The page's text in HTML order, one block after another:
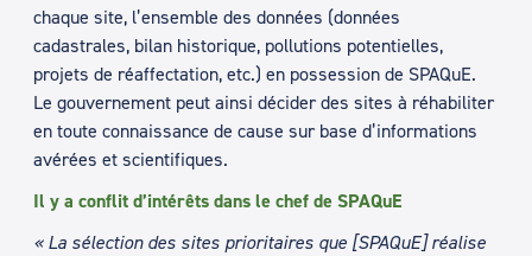
chaque site, l’ensemble des données (données
cadastrales, bilan historique, pollutions potentielles,
projets de réaffectation, etc.) en possession de SPAQuE.
Le gouvernement peut ainsi décider des sites à réhabiliter
en toute connaissance de cause sur base d’informations
avérées et scientifiques.
Il y a conflit d’intérêts dans le chef de SPAQuE
« La sélection des sites prioritaires que [SPAQuE] réalise